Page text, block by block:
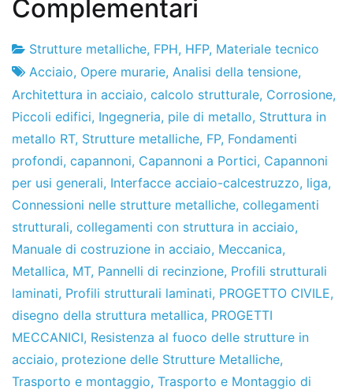
Complementari
Fabbrica
di
progetti
7
di
maggio
del
2013
Strutture metalliche, FPH, HFP, Materiale tecnico
Acciaio, Opere murarie, Analisi della tensione,
Architettura in acciaio, calcolo strutturale, Corrosione,
Piccoli edifici, Ingegneria, pile di metallo, Struttura in
metallo RT, Strutture metalliche, FP, Fondamenti
profondi, capannoni, Capannoni a Portici, Capannoni
per usi generali, Interfacce acciaio-calcestruzzo, liga,
Connessioni nelle strutture metalliche, collegamenti
strutturali, collegamenti con struttura in acciaio,
Manuale di costruzione in acciaio, Meccanica,
Metallica, MT, Pannelli di recinzione, Profili strutturali
laminati, Profili strutturali laminati, PROGETTO CIVILE,
disegno della struttura metallica, PROGETTI
MECCANICI, Resistenza al fuoco delle strutture in
acciaio, protezione delle Strutture Metalliche,
Trasporto e montaggio, Trasporto e Montaggio di